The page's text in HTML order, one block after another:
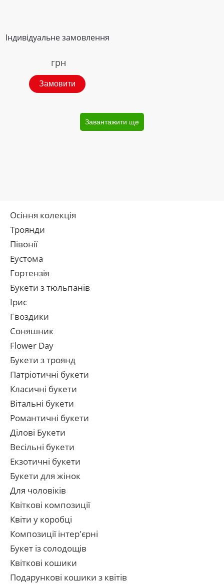
Індивідуальне замовлення
грн
Замовити
Завантажити ще
Осіння колекція
Троянди
Півонії
Еустома
Гортензія
Букети з тюльпанів
Ірис
Гвоздики
Соняшник
Flower Day
Букети з троянд
Патріотичні букети
Класичні букети
Вітальні букети
Романтичні букети
Ділові Букети
Весільні букети
Екзотичні букети
Букети для жінок
Для чоловіків
Квіткові композиції
Квіти у коробці
Композиції інтер'єрні
Букет із солодощів
Квіткові кошики
Подарункові кошики з квітів